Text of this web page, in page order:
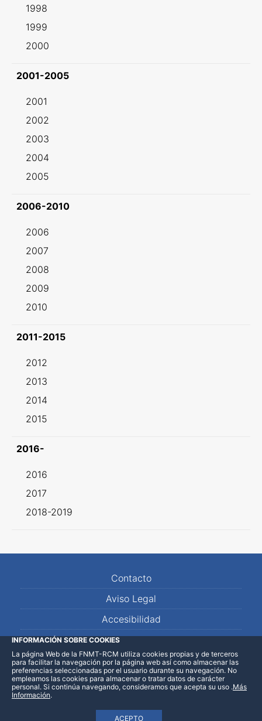
1998
1999
2000
2001-2005
2001
2002
2003
2004
2005
2006-2010
2006
2007
2008
2009
2010
2011-2015
2012
2013
2014
2015
2016-
2016
2017
2018-2019
Contacto
Aviso Legal
Accesibilidad
Mapa Web
INFORMACIÓN SOBRE COOKIES
La página Web de la FNMT-RCM utiliza cookies propias y de terceros
para facilitar la navegación por la página web así como almacenar las
preferencias seleccionadas por el usuario durante su navegación. No
empleamos las cookies para almacenar o tratar datos de carácter
personal. Si continúa navegando, consideramos que acepta su uso
ACEPTO
.Más
Información.